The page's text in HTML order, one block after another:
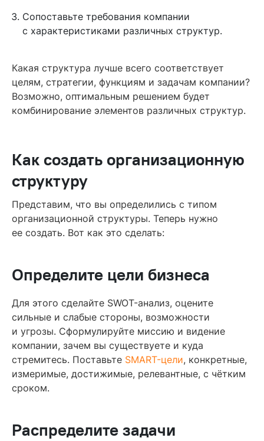
Сопоставьте требования компании
с характеристиками различных структур.
Какая структура лучше всего соответствует
целям, стратегии, функциям и задачам компании?
Возможно, оптимальным решением будет
комбинирование элементов различных структур.
Как создать организационную
структуру
Представим, что вы определились с типом
организационной структуры. Теперь нужно
ее создать. Вот как это сделать:
Определите цели бизнеса
Для этого сделайте SWOT-анализ, оцените
сильные и слабые стороны, возможности
и угрозы. Сформулируйте миссию и видение
компании, зачем вы существуете и куда
стремитесь. Поставьте SMART-цели, конкретные,
измеримые, достижимые, релевантные, с чётким
сроком.
Распределите задачи